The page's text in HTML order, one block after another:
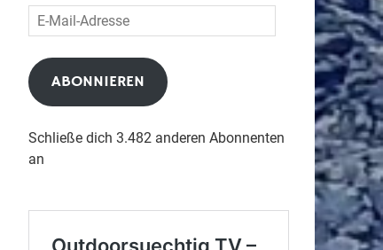
E-
Mail-
Adresse
ABONNIEREN
Schließe dich 3.482 anderen Abonnenten
an